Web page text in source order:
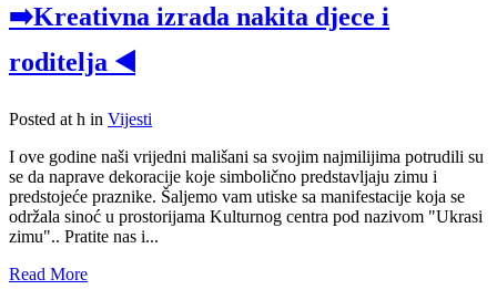
➡️Kreativna izrada nakita djece i
roditelja ◀️
Posted at h in Vijesti
I ove godine naši vrijedni mališani sa svojim najmilijima potrudili su
se da naprave dekoracije koje simbolično predstavljaju zimu i
predstojeće praznike. Šaljemo vam utiske sa manifestacije koja se
održala sinoć u prostorijama Kulturnog centra pod nazivom "Ukrasi
zimu".. Pratite nas i...
Read More